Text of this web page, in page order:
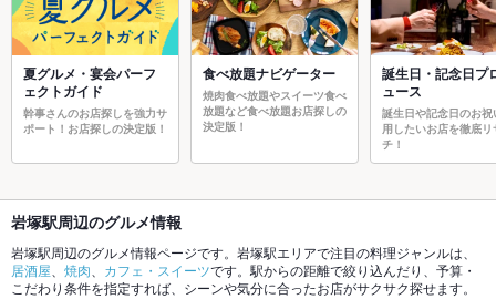
夏グルメ・宴会パーフ
ェクトガイド
幹事さんのお店探しを強力サ
ポート！お店探しの決定版！
食べ放題ナビゲーター
焼肉食べ放題やスイーツ食べ
放題など食べ放題お店探しの
決定版！
誕生日・記念日プ
ュース
誕生日や記念日のお祝
用したいお店を徹底リ
チ！
岩塚駅周辺のグルメ情報
岩塚駅周辺のグルメ情報ページです。岩塚駅エリアで注目の料理ジャンルは、
居酒屋
焼肉 カフェ・スイーツです。駅からの距離で絞り込んだり、予算・
こだわり条件を指定すれば、シーンや気分に合ったお店がサクサク探せます。